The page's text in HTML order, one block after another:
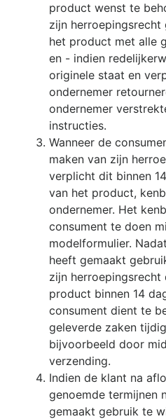
product wenst te
zijn
het product met alle
en - indien
originele staat en
ondernemer
ondernemer
instructies.
Wanneer de
maken van zijn
verplicht dit binnen
van het product,
ondernemer. Het
consument te doen
modelformulier.
heeft gemaakt
zijn
product binnen 14
consument dient te
geleverde zaken
bijvoorbeeld door
verzending.
Indien de klant na
genoemde termijnen
gemaakt gebruik te